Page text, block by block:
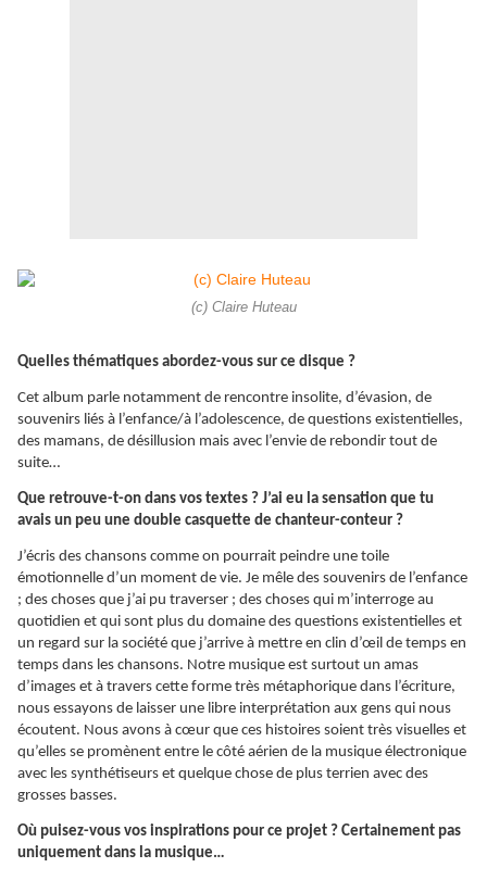
(c) Claire Huteau
Quelles thématiques abordez-vous sur ce disque ?
Cet album parle notamment de rencontre insolite, d’évasion, de
souvenirs liés à l’enfance/à l’adolescence, de questions existentielles,
des mamans, de désillusion mais avec l’envie de rebondir tout de
suite…
Que retrouve-t-on dans vos textes ? J’ai eu la sensation que tu
avais un peu une double casquette de chanteur-conteur ?
J’écris des chansons comme on pourrait peindre une toile
émotionnelle d’un moment de vie. Je mêle des souvenirs de l’enfance
; des choses que j’ai pu traverser ; des choses qui m’interroge au
quotidien et qui sont plus du domaine des questions existentielles et
un regard sur la société que j’arrive à mettre en clin d’œil de temps en
temps dans les chansons. Notre musique est surtout un amas
d’images et à travers cette forme très métaphorique dans l’écriture,
nous essayons de laisser une libre interprétation aux gens qui nous
écoutent. Nous avons à cœur que ces histoires soient très visuelles et
qu’elles se promènent entre le côté aérien de la musique électronique
avec les synthétiseurs et quelque chose de plus terrien avec des
grosses basses.
Où puisez-vous vos inspirations pour ce projet ? Certainement pas
uniquement dans la musique…